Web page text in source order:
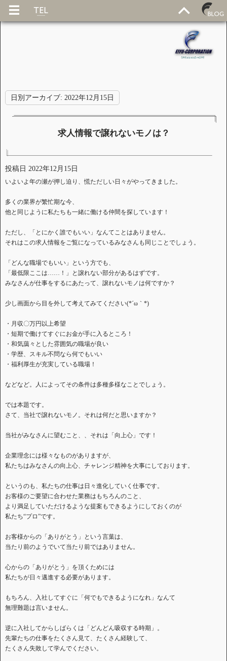
日別アーカイブ: 2022年12月15日
求人情報で譲れないモノは？
投稿日 2022年12月15日
いよいよ年の瀬が押し迫り、慌ただしい日々がやってきました。
多くの業界が繁忙期な今、
他と同じように私たちも一緒に働ける仲間を探しています！
ただし、「とにかく誰でもいい」なんてことはありません。
それはこの求人情報をご覧になっているみなさんも同じことでしょう。
「どんな職場でもいい」という方でも、
「最低限ここは……！」と譲れない部分があるはずです。
みなさんが仕事をするにあたって、譲れないモノは何ですか？
少し画面から目を外して考えてみてください(*´ω｀*)
・月収〇万円以上希望
・短期で働けてすぐにお金が手に入るところ！
・和気藹々とした雰囲気の職場が良い
・学歴、スキル不問なら何でもいい
・福利厚生が充実している職場！
などなど。人によってその条件は多種多様なことでしょう。
では本題です。
さて、当社で譲れないモノ。それは何だと思いますか？
当社がみなさんに望むこと、、それは「向上心」です！
企業理念には様々なものがありますが、
私たちはみなさんの向上心、チャレンジ精神を大事にしております。
というのも、私たちの仕事は日々進化していく仕事です。
お客様のご要望に合わせた業務はもちろんのこと、
より満足していただけるような提案もできるようにしておくのが
私たち“プロ”です。
お客様からの「ありがとう」という言葉は、
当たり前のようでいて当たり前ではありません。
心からの「ありがとう」を頂くためには
私たちが日々邁進する必要があります。
もちろん、入社してすぐに「何でもできるようになれ」なんて
無理難題は言いません。
逆に入社してからしばらくは「どんどん吸収する時期」。
先輩たちの仕事をたくさん見て、たくさん経験して、
たくさん失敗して学んでください。